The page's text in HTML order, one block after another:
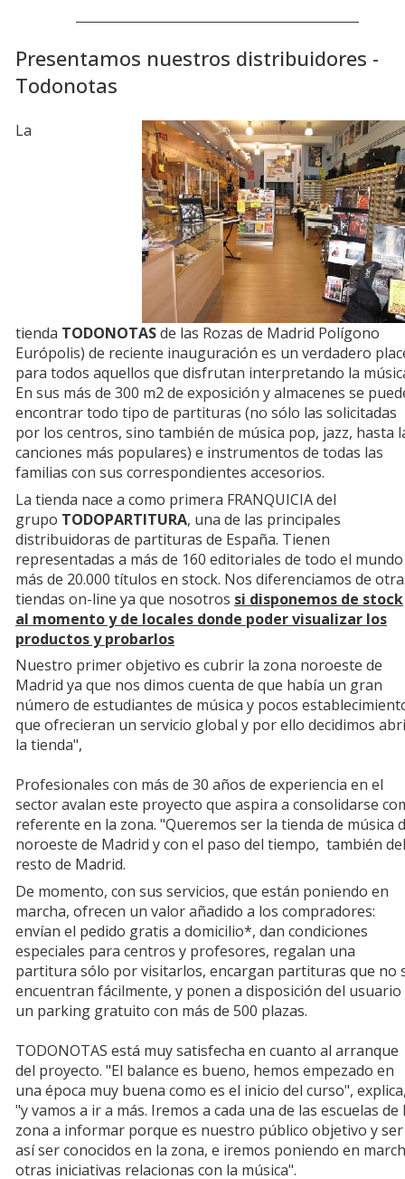
Presentamos nuestros distribuidores -
Todonotas
La
tienda TODONOTASde las Rozas de Madrid Polígono
Európolis) de reciente inauguración es un verdadero
para todos aquellos que disfrutan interpretando la
En sus más de 300 m2 de exposición y almacenes se
encontrar todo tipo de partituras (no sólo las solicitadas
por los centros, sino también de música pop, jazz, hasta
canciones más populares) e instrumentos de todas las
familias con sus correspondientes accesorios.
La tienda nace a como primera FRANQUICIA del
grupo TODOPARTITURA, una de las principales
distribuidoras de partituras de España. Tienen
representadas a más de 160 editoriales de todo el
más de 20.000 títulos en stock. Nos diferenciamos de
tiendas on-line ya que nosotros si disponemos de stock
al momento y de locales donde poder visualizar los
productos y probarlos
Nuestro primer objetivo es cubrir la zona noroeste de
Madrid ya que nos dimos cuenta de que había un gran
número de estudiantes de música y pocos
que ofrecieran un servicio global y por ello decidimos
la tienda",
Profesionales con más de 30 años de experiencia en el
sector avalan este proyecto que aspira a consolidarse
referente en la zona. "Queremos ser la tienda de música
noroeste de Madrid y con el paso del tiempo, también del
resto de Madrid.
De momento, con sus servicios, que están poniendo en
marcha, ofrecen un valor añadido a los compradores:
envían el pedido gratis a domicilio*, dan condiciones
especiales para centros y profesores, regalan una
partitura sólo por visitarlos, encargan partituras que no
encuentran fácilmente, y ponen a disposición del usuario
un parking gratuito con más de 500 plazas.
TODONOTAS está muy satisfecha en cuanto al arranque
del proyecto. "El balance es bueno, hemos empezado en
una época muy buena como es el inicio del curso",
"y vamos a ir a más. Iremos a cada una de las escuelas de
zona a informar porque es nuestro público objetivo y ser
así ser conocidos en la zona, e iremos poniendo en
otras iniciativas relacionas con la música".